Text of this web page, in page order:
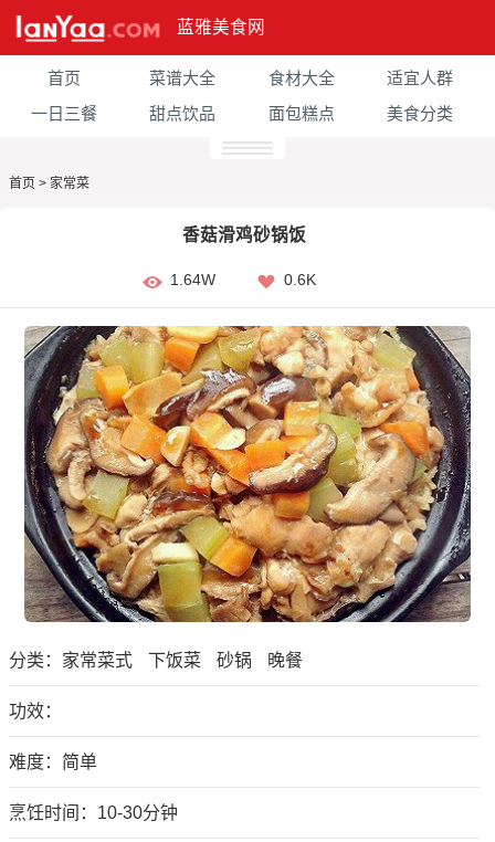
蓝雅美食网
首页 菜谱大全 食材大全
适宜人群
一日三餐
甜点饮品 面包糕点 美食分类
首页 > 家常菜
香菇滑鸡砂锅饭
1.64W 0.6K
分类： 家常菜式 下饭菜 砂锅 晚餐
功效：
难度：简单
烹饪时间：10-30分钟